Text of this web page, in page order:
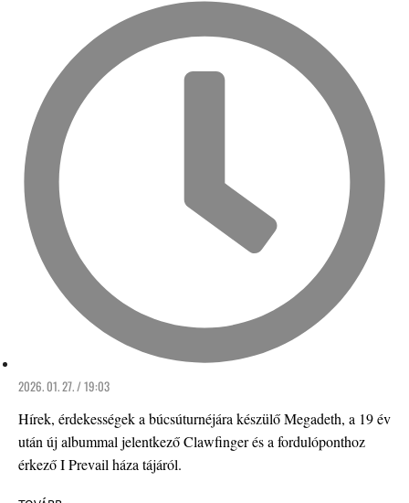
2026. 01. 27. / 19:03
Hírek, érdekességek a búcsúturnéjára készülő Megadeth, a 19 év
után új albummal jelentkező Clawfinger és a fordulóponthoz
érkező I Prevail háza tájáról.